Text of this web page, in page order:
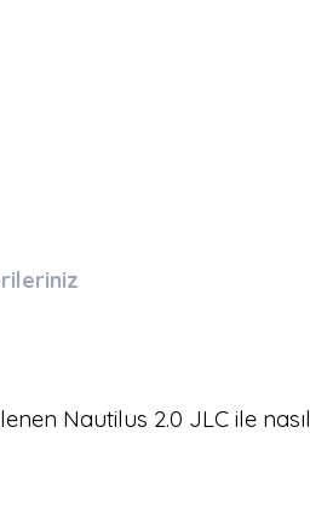
Nautilus 2.0 JLC ile